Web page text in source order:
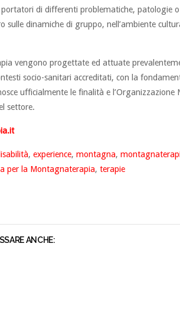
di differenti problematiche, patologie
sulle dinamiche di gruppo, nell’ambiente
vengono progettate ed attuate
socio-sanitari accreditati, con la
ufficialmente le finalità e l’Organizzazione
settore.
, experience, montagna,
per la Montagnaterapia, terapie
ANCHE: